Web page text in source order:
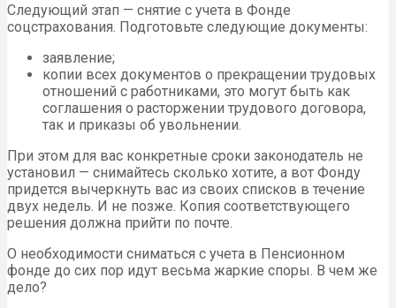
Следующий этап — снятие с учета в Фонде
соцстрахования. Подготовьте следующие документы:
заявление;
копии всех документов о прекращении трудовых
отношений с работниками, это могут быть как
соглашения о расторжении трудового договора,
так и приказы об увольнении.
При этом для вас конкретные сроки законодатель не
установил — снимайтесь сколько хотите, а вот Фонду
придется вычеркнуть вас из своих списков в течение
двух недель. И не позже. Копия соответствующего
решения должна прийти по почте.
О необходимости сниматься с учета в Пенсионном
фонде до сих пор идут весьма жаркие споры. В чем же
дело?